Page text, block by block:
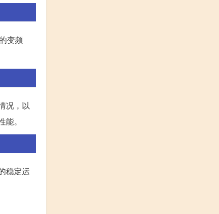
变频
况，以
。
稳定运